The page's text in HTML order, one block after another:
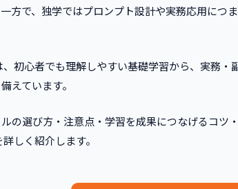
方で、独学ではプロンプト設計や実務応用につ
初心者でも理解しやすい基礎学習から、実務・
えています。
の選び方・注意点・学習を成果につなげるコツ
しく紹介します。